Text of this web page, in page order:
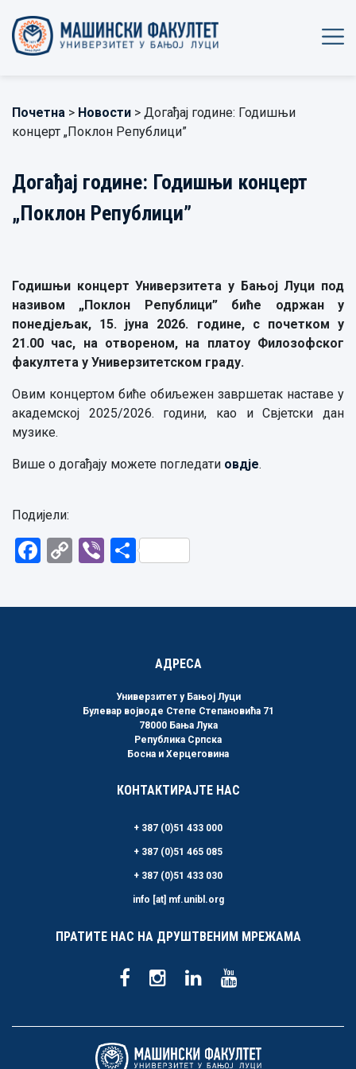
Почетна > Новости > Догађај године: Годишњи
концерт „Поклон Републици”
Догађај године: Годишњи концерт
„Поклон Републици”
Годишњи концерт Универзитета у Бањој Луци под
називом „Поклон Републици” биће одржан у
понедјељак, 15. јуна 2026. године, с почетком у
21.00 час, на отвореном, на платоу Филозофског
факултета у Универзитетском граду.
Овим концертом биће обиљежен завршетак наставе у
академској 2025/2026. години, као и Свјетски дан
музике.
Више о догађају можете погледати овдје.
Подијели:
Facebook
CopyViberShare
АДРЕСА
Универзитет у Бањој Луци
Булевар војводе Степе Степановића 71
78000 Бања Лука
Република Српска
Босна и Херцеговина
КОНТАКТИРАЈТЕ НАС
+ 387 (0)51 433 000
+ 387 (0)51 465 085
+ 387 (0)51 433 030
info [at] mf.unibl.org
ПРАТИТЕ НАС НА ДРУШТВЕНИМ МРЕЖАМА